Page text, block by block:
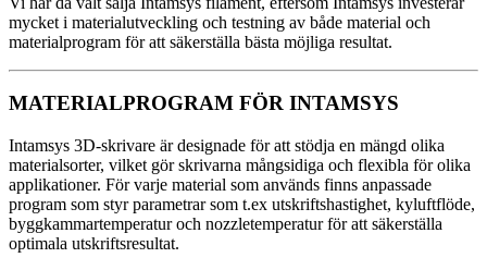
mycket i materialutveckling och testning av både material och
materialprogram för att säkerställa bästa möjliga resultat.
MATERIALPROGRAM FÖR INTAMSYS
Intamsys 3D-skrivare är designade för att stödja en mängd olika
materialsorter, vilket gör skrivarna mångsidiga och flexibla för olika
applikationer. För varje material som används finns anpassade
program som styr parametrar som t.ex utskriftshastighet, kyluftflöde,
byggkammartemperatur och nozzletemperatur för att säkerställa
optimala utskriftsresultat.